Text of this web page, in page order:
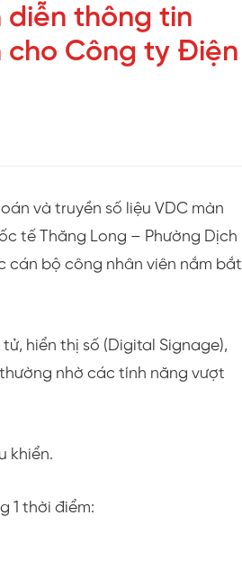
diễn thông tin
cho Công ty Điện
và truyền số liệu VDC màn
tế Thăng Long – Phường Dịch
cán bộ công nhân viên nắm bắt
hiển thị số (Digital Signage),
nhờ các tính năng vượt
khiển.
1 thời điểm: